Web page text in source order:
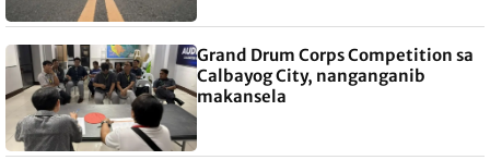
Grand Drum Corps Competition sa
Calbayog City, nanganganib
makansela